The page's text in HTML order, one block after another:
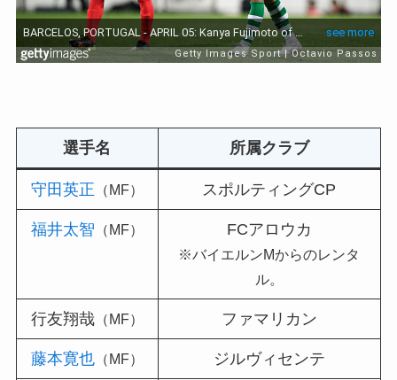
選手名 所属クラブ
守田英正 （MF） スポルティングCP
福井太智 （MF） FCアロウカ
※バイエルンMからのレンタ
ル。
行友翔哉（MF） ファマリカン
藤本寛也（MF） ジルヴィセンテ